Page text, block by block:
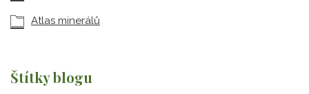
Atlas minerálů
Štítky blogu